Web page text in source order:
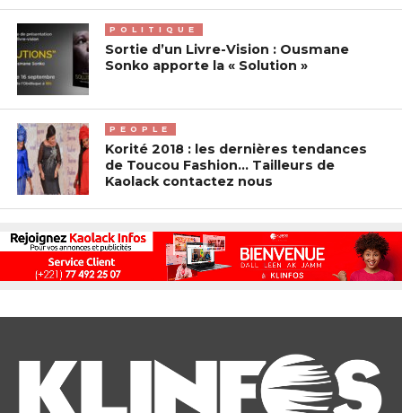
POLITIQUE
Sortie d’un Livre-Vision : Ousmane
Sonko apporte la « Solution »
PEOPLE
Korité 2018 : les dernières tendances
de Toucou Fashion… Tailleurs de
Kaolack contactez nous